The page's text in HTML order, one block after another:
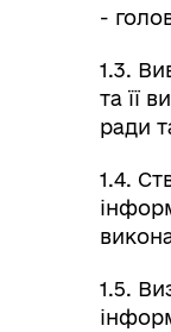
-
1.3.
та її
ради
1.4.
1.5.